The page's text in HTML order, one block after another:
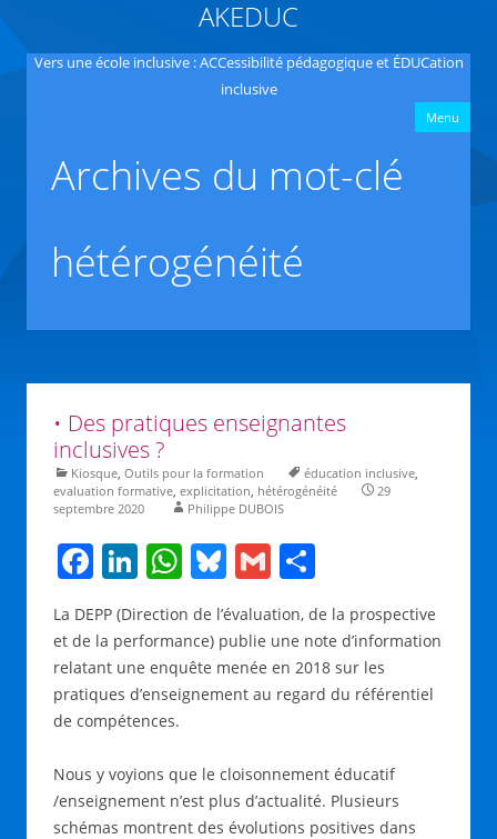
AKEDUC
Vers une école inclusive : ACCessibilité pédagogique et ÉDUCation
inclusive
Menu
Archives du mot-clé
hétérogénéité
• Des pratiques enseignantes
inclusives ?
Kiosque, Outils pour la formation éducation inclusive,
evaluation formative, explicitation, hétérogénéité
29
septembre 2020
Philippe DUBOIS
F
a
c
e
b
o
o
k
Li
k
e
dI
n
W
h
at
s
A
p
Bl
u
e
sk
y
G
m
ai
l
ar
ta
g
er
La DEPP (Direction de l’évaluation, de la prospective
et de la performance) publie une note d’information
relatant une enquête menée en 2018 sur les
pratiques d’enseignement au regard du référentiel
de compétences.
Nous y voyions que le cloisonnement éducatif
/enseignement n’est plus d’actualité. Plusieurs
schémas montrent des évolutions positives dans